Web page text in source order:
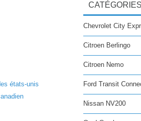
états-unis
CATÉGORIES
Chevrolet City
Citroen Berlingo
Citroen Nemo
Ford Transit
Nissan NV200